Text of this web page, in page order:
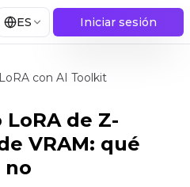
ES Iniciar sesión
con AI Toolkit
de Z-
VRAM: qué
no